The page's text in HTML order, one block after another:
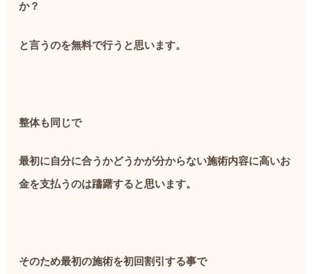
か？
と言うのを無料で行うと思います。
整体も同じで
最初に自分に合うかどうかが分からない施術内容に高いお
金を支払うのは躊躇すると思います。
そのため最初の施術を初回割引する事で